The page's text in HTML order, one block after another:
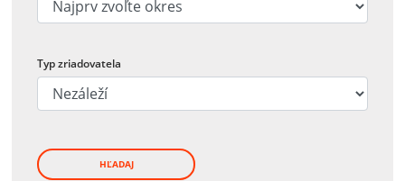
Typ zriadovatela
HĽADAJ